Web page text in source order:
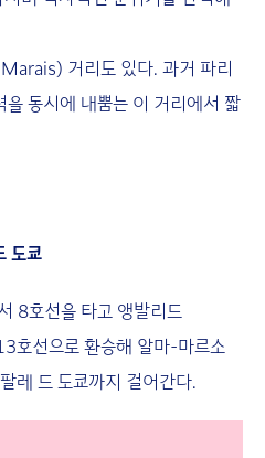
거리도 있다. 과거 파리
동시에 내뿜는 이 거리에서 짧
도쿄
8호선을 타고 앵발리드
선으로 환승해 알마-마르소
드 도쿄까지 걸어간다.